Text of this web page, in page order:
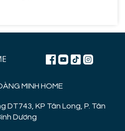
MINH HOME
DT743, KP Tân Long, P. Tân
Dương